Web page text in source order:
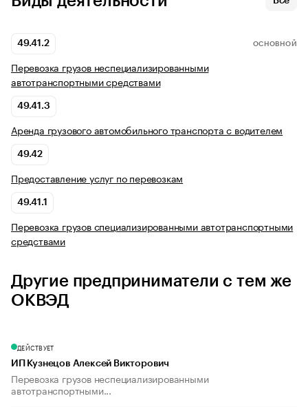
49.41.2 ОСНОВНОЙ
Перевозка грузов неспециализированными
автотранспортными средствами
49.41.3
Аренда грузового автомобильного транспорта с водителем
49.42
Предоставление услуг по перевозкам
49.41.1
Перевозка грузов специализированными автотранспортными
средствами
Другие предприниматели с тем же
ОКВЭД
ДЕЙСТВУЕТ
ИП Кузнецов Алексей Викторович
Перевозка грузов неспециализированными
автотранспортными...